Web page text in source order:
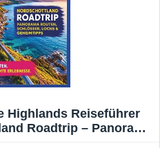
Highlands Reiseführer
Roadtrip – Panorama